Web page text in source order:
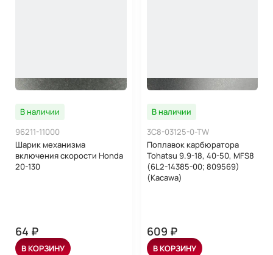
В наличии
96211-11000
Шарик механизма
включения скорости Honda
20-130
64 ₽
В КОРЗИНУ
В наличии
3C8-03125-0-TW
Поплавок карбюратора
Tohatsu 9.9-18, 40-50, MFS8
(6L2-14385-00; 809569)
(Kacawa)
609 ₽
В КОРЗИНУ